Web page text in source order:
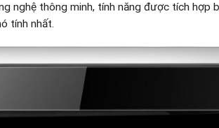
nghệ thông minh, tính năng được tích hợp
tính nhất.